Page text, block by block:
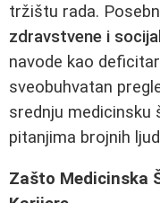
tržištu rada.
zdravstvene i
navode kao
sveobuhvatan
srednju medicinsku
pitanjima brojnih
Zašto Medicinska